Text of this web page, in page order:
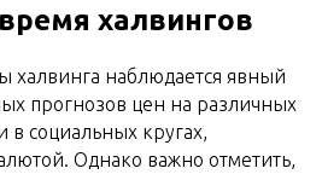
халвингов
халвинга наблюдается явный
прогнозов цен на различных
социальных кругах,
Однако важно отметить,